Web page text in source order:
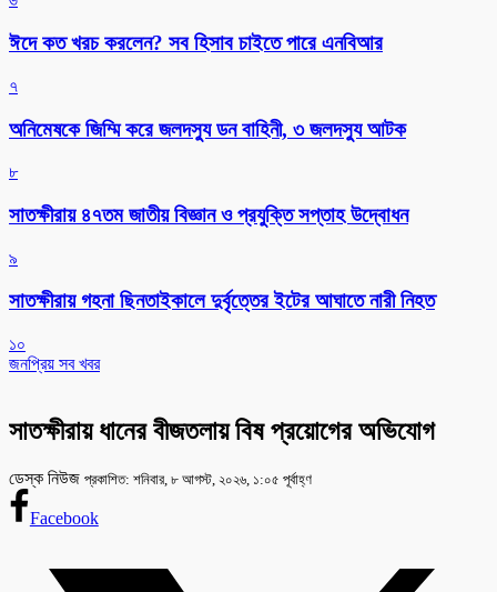
ঈদে কত খরচ করলেন? সব হিসাব চাইতে পারে এনবিআর
৭
অনিমেষকে জিম্মি করে জলদস্যু ডন বাহিনী, ৩ জলদস্যু আটক
৮
সাতক্ষীরায় ৪৭তম জাতীয় বিজ্ঞান ও প্রযুক্তি সপ্তাহ উদ্বোধন
৯
সাতক্ষীরায় গহনা ছিনতাইকালে দুর্বৃত্তের ইটের আঘাতে নারী নিহত
১০
জনপ্রিয় সব খবর
সাতক্ষীরায় ধানের বীজতলায় বিষ প্রয়োগের অভিযোগ
ডেস্ক নিউজ প্রকাশিত: শনিবার, ৮ আগস্ট, ২০২৬, ১:০৫ পূর্বাহ্ণ
Facebook